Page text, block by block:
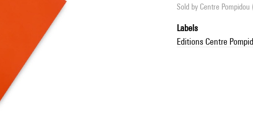
Sold by Centre
Labels
Editions Centre